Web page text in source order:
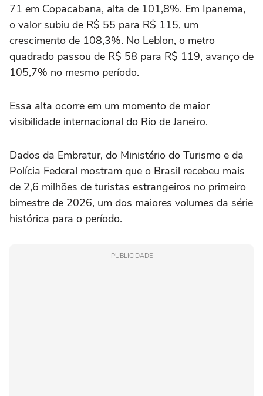
71 em Copacabana, alta de 101,8%. Em Ipanema,
o valor subiu de R$ 55 para R$ 115, um
crescimento de 108,3%. No Leblon, o metro
quadrado passou de R$ 58 para R$ 119, avanço de
105,7% no mesmo período.
Essa alta ocorre em um momento de maior
visibilidade internacional do Rio de Janeiro.
Dados da Embratur, do Ministério do Turismo e da
Polícia Federal mostram que o Brasil recebeu mais
de 2,6 milhões de turistas estrangeiros no primeiro
bimestre de 2026, um dos maiores volumes da série
histórica para o período.
PUBLICIDADE